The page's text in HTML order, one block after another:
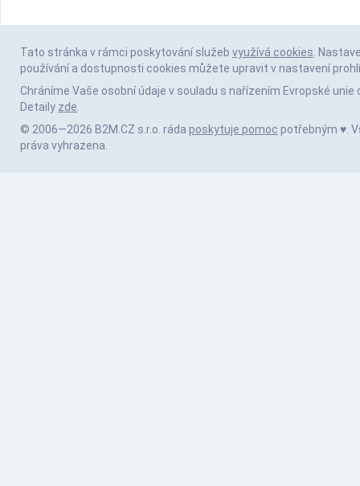
Tato stránka v rámci poskytování služeb využívá cookies.
používání a dostupnosti cookies můžete upravit v nastavení
Chráníme Vaše osobní údaje v souladu s nařízením Evropské unie
Detaily zde.
© 2006—2026 B2M.CZ s.r.o. ráda poskytuje pomoc potřebným ♥️.
práva vyhrazena.